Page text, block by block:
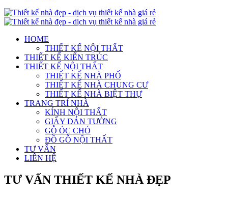
HOME
THIẾT KẾ NỘI THẤT
THIẾT KẾ KIẾN TRÚC
THIẾT KẾ NỘI THẤT
THIẾT KẾ NHÀ PHỐ
THIẾT KẾ NHÀ CHUNG CƯ
THIẾT KẾ NHÀ BIỆT THỰ
TRANG TRÍ NHÀ
KÍNH NỘI THẤT
GIẤY DÁN TƯỜNG
GỖ ÓC CHÓ
ĐỒ GỖ NỘI THẤT
TƯ VẤN
LIÊN HỆ
TƯ VẤN THIẾT KẾ NHÀ ĐẸP